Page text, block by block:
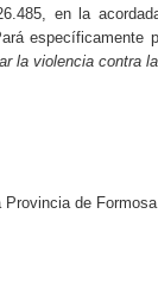
en la
la violencia contra
Provincia de